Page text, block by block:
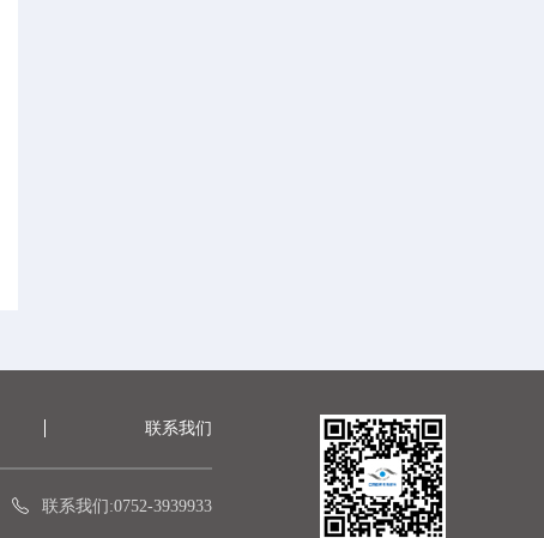
联系我们
联系我们:0752-3939933